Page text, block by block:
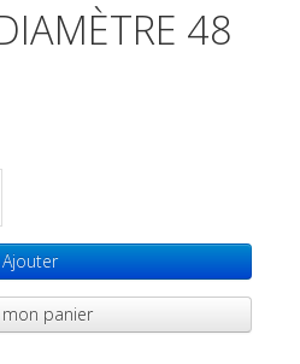
48
Ajouter
panier